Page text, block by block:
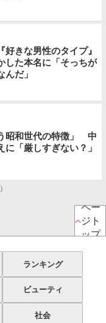
好きな男性のタイプ』
た本名に「そっちが
んだ」
昭和世代の特徴」 中
に「厳しすぎない？」
ペー
ジト
ップ
ランキング
ビューティ
社会